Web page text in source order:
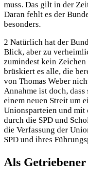
muss. Das gilt in der
Daran fehlt es der
besonders.
2 Natürlich hat der
Blick, aber zu
zumindest kein
brüskiert es alle, die
von Thomas Weber
Annahme ist doch,
einem neuen Streit um
Unionsparteien und mit
durch die SPD und
die Verfassung der
SPD und ihres
Als